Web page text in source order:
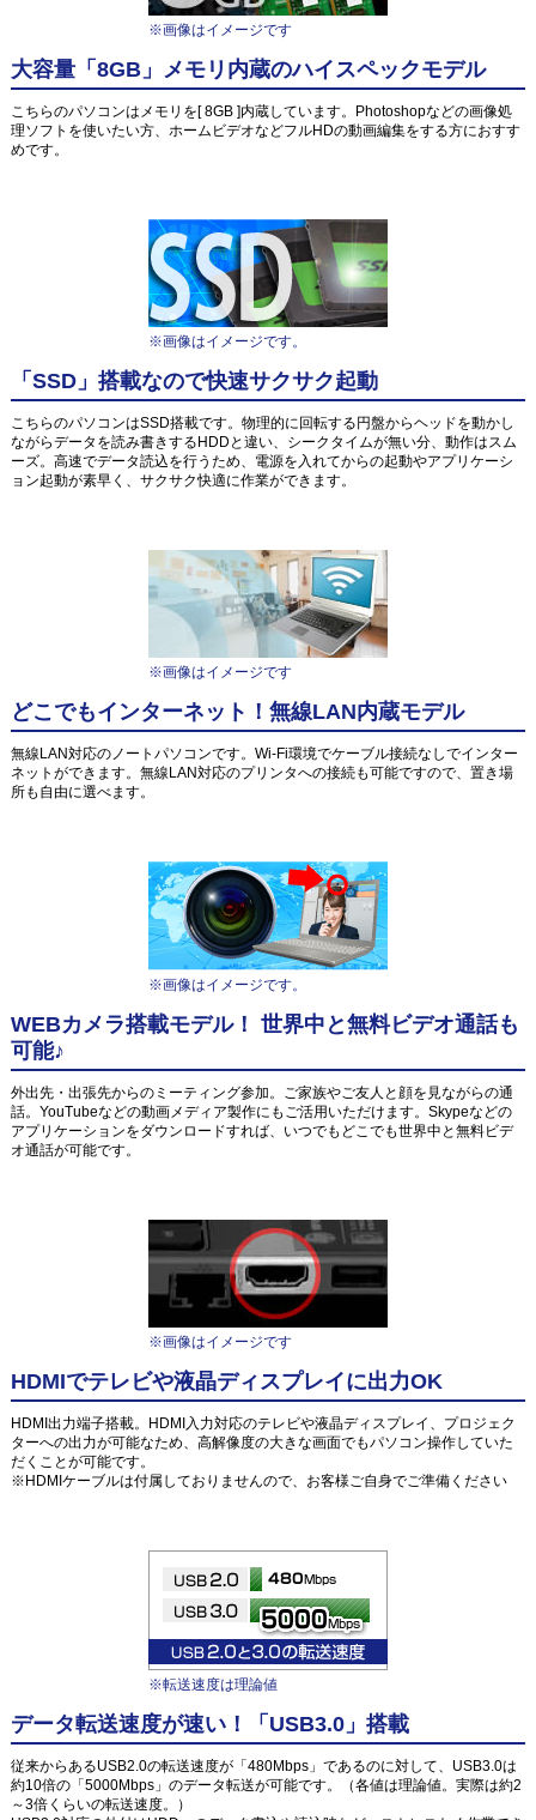
※画像はイメージです
大容量「8GB」メモリ内蔵のハイスペックモデル
こちらのパソコンはメモリを[ 8GB ]内蔵しています。Photoshopなどの画像処
理ソフトを使いたい方、ホームビデオなどフルHDの動画編集をする方におすす
めです。
※画像はイメージです。
「SSD」搭載なので快速サクサク起動
こちらのパソコンはSSD搭載です。物理的に回転する円盤からヘッドを動かし
ながらデータを読み書きするHDDと違い、シークタイムが無い分、動作はスム
ーズ。高速でデータ読込を行うため、電源を入れてからの起動やアプリケーシ
ョン起動が素早く、サクサク快適に作業ができます。
※画像はイメージです
どこでもインターネット！無線LAN内蔵モデル
無線LAN対応のノートパソコンです。Wi-Fi環境でケーブル接続なしでインター
ネットができます。無線LAN対応のプリンタへの接続も可能ですので、置き場
所も自由に選べます。
※画像はイメージです。
WEBカメラ搭載モデル！ 世界中と無料ビデオ通話も
可能♪
外出先・出張先からのミーティング参加。ご家族やご友人と顔を見ながらの通
話。YouTubeなどの動画メディア製作にもご活用いただけます。Skypeなどの
アプリケーションをダウンロードすれば、いつでもどこでも世界中と無料ビデ
オ通話が可能です。
※画像はイメージです
HDMIでテレビや液晶ディスプレイに出力OK
HDMI出力端子搭載。HDMI入力対応のテレビや液晶ディスプレイ、プロジェク
ターへの出力が可能なため、高解像度の大きな画面でもパソコン操作していた
だくことが可能です。
※HDMIケーブルは付属しておりませんので、お客様ご自身でご準備ください
※転送速度は理論値
データ転送速度が速い！「USB3.0」搭載
従来からあるUSB2.0の転送速度が「480Mbps」であるのに対して、USB3.0は
約10倍の「5000Mbps」のデータ転送が可能です。（各値は理論値。実際は約2
～3倍くらいの転送速度。）